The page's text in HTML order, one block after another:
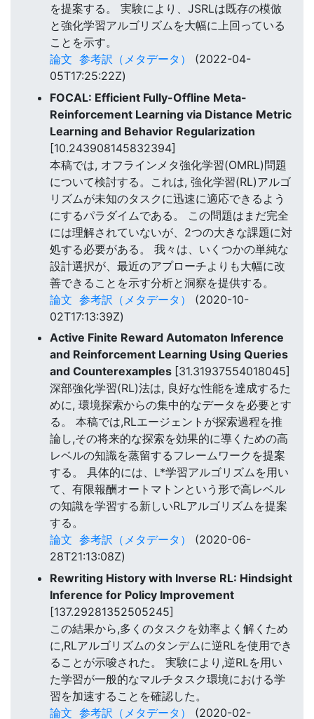
を提案する。 実験により、JSRLは既存の模倣
と強化学習アルゴリズムを大幅に上回っている
ことを示す。
論文 参考訳（メタデータ）
(2022-04-
05T17:25:22Z)
FOCAL: Efficient Fully-Offline Meta-
Reinforcement Learning via Distance Metric
Learning and Behavior Regularization
[10.243908145832394]
本稿では, オフラインメタ強化学習(OMRL)問題
について検討する。これは, 強化学習(RL)アルゴ
リズムが未知のタスクに迅速に適応できるよう
にするパラダイムである。 この問題はまだ完全
には理解されていないが、2つの大きな課題に対
処する必要がある。 我々は、いくつかの単純な
設計選択が、最近のアプローチよりも大幅に改
善できることを示す分析と洞察を提供する。
論文 参考訳（メタデータ）
(2020-10-
02T17:13:39Z)
Active Finite Reward Automaton Inference
and Reinforcement Learning Using Queries
and Counterexamples [31.31937554018045]
深部強化学習(RL)法は, 良好な性能を達成するた
めに, 環境探索からの集中的なデータを必要とす
る。 本稿では,RLエージェントが探索過程を推
論し,その将来的な探索を効果的に導くための高
レベルの知識を蒸留するフレームワークを提案
する。 具体的には、L*学習アルゴリズムを用い
て、有限報酬オートマトンという形で高レベル
の知識を学習する新しいRLアルゴリズムを提案
する。
論文 参考訳（メタデータ）
(2020-06-
28T21:13:08Z)
Rewriting History with Inverse RL: Hindsight
Inference for Policy Improvement
[137.29281352505245]
この結果から,多くのタスクを効率よく解くため
に,RLアルゴリズムのタンデムに逆RLを使用でき
ることが示唆された。 実験により,逆RLを用い
た学習が一般的なマルチタスク環境における学
習を加速することを確認した。
論文 参考訳（メタデータ） (2020-02-